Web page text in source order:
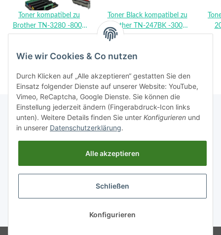
Toner kompatibel zu
Brother TN-3280 -8000
Seiten
14,90 €*
Toner Black kompatibel zu
Brother TN-247BK -3000
Seiten
14,90 €*
Rechtliches
Vertrag widerrufen
* Alle Preise inkl. gesetzlicher USt.
Wie wir Cookies & Co nutzen
Durch Klicken auf „Alle akzeptieren“ gestatten Sie den
Einsatz folgender Dienste auf unserer Website: YouTube,
Vimeo, ReCaptcha, Google Dienste. Sie können die
Einstellung jederzeit ändern (Fingerabdruck-Icon links
unten). Weitere Details finden Sie unter Konfigurieren und
in unserer Datenschutzerklärung.
Alle akzeptieren
Schließen
Konfigurieren